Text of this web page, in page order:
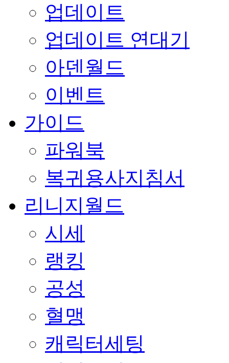
업데이트
업데이트 연대기
아덴월드
이벤트
가이드
파워북
복귀용사지침서
리니지월드
시세
랭킹
공성
혈맹
캐릭터세팅